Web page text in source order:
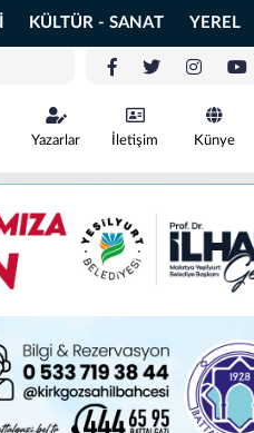
KÜLTÜR - SANAT YEREL
Yazarlar İletişim Künye